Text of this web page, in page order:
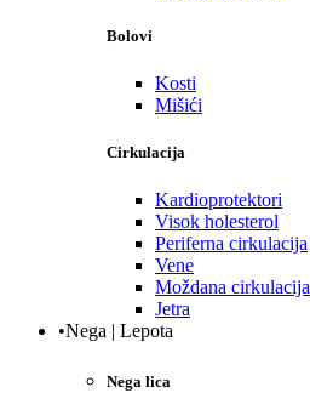
Bolovi
Kosti
Mišići
Cirkulacija
Kardioprotektori
Visok holesterol
Periferna cirkulacija
Vene
Moždana cirkulacija
Jetra
•Nega | Lepota
Nega lica